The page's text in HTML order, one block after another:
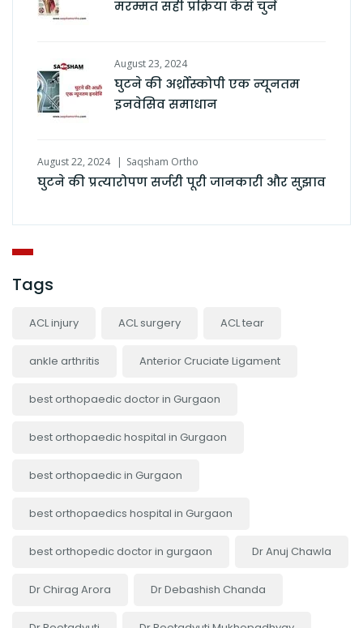
मरम्मत सही प्रक्रिया कैसे चुनें
August 23, 2024
घुटने की अर्थ्रोस्कोपी एक न्यूनतम
इनवेसिव समाधान
August 22, 2024 Saqsham Ortho
घुटने की प्रत्यारोपण सर्जरी पूरी जानकारी और सुझाव
Tags
ACL injury ACL surgery ACL tear
ankle arthritis Anterior Cruciate Ligament
best orthopaedic doctor in Gurgaon
best orthopaedic hospital in Gurgaon
best orthopaedic in Gurgaon
best orthopaedics hospital in Gurgaon
best orthopedic doctor in gurgaon Dr Anuj Chawla
Dr Chirag Arora Dr Debashish Chanda